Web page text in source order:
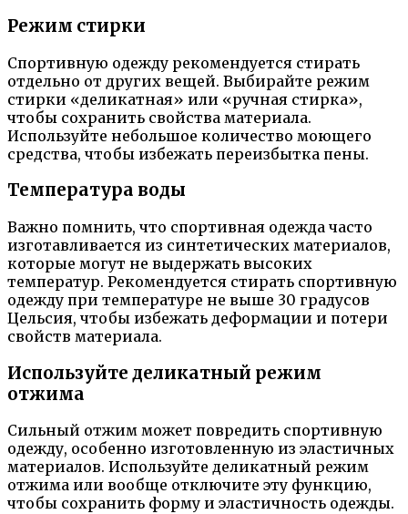
Режим стирки
Спортивную одежду рекомендуется стирать
отдельно от других вещей. Выбирайте режим
стирки «деликатная» или «ручная стирка»,
чтобы сохранить свойства материала.
Используйте небольшое количество моющего
средства, чтобы избежать переизбытка пены.
Температура воды
Важно помнить, что спортивная одежда часто
изготавливается из синтетических материалов,
которые могут не выдержать высоких
температур. Рекомендуется стирать спортивную
одежду при температуре не выше 30 градусов
Цельсия, чтобы избежать деформации и потери
свойств материала.
Используйте деликатный режим
отжима
Сильный отжим может повредить спортивную
одежду, особенно изготовленную из эластичных
материалов. Используйте деликатный режим
отжима или вообще отключите эту функцию,
чтобы сохранить форму и эластичность одежды.